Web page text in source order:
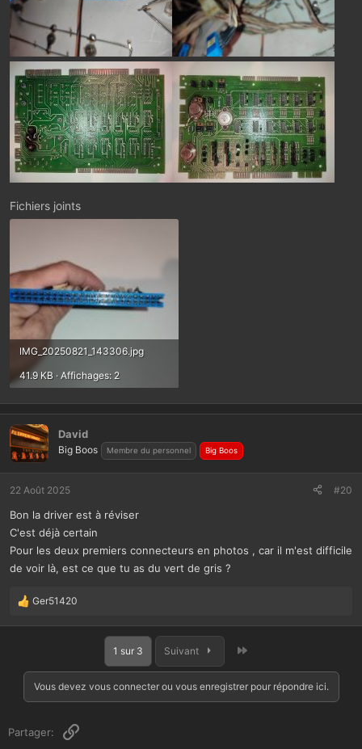
Fichiers joints
IMG_20250821_143306.jpg
41.9 KB · Affichages: 2
David
Big Boos Membre du personnel Big Boos
22 Août 2025 #20
Bon la driver est à réviser
C'est déjà certain
Pour les deux premiers connecteurs en photos , car il m'est difficile
de voir là, est ce que tu as du vert de gris ?
L
o
Ger51420
1 sur 3 Suivant
Vous devez vous connecter ou vous enregistrer pour répondre ici.
Partager: Lien